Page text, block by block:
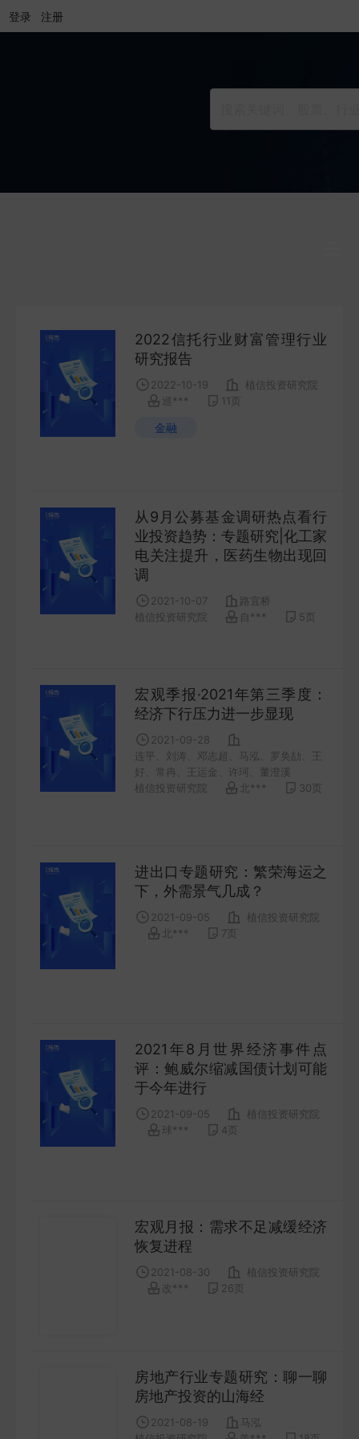
登录 注册
公司研究
COMPANY
宏观策略
MINUTES
ANNUALS
FUTURES
2022信托行业财富管理行业
研究报告
2022-10-19
植信投资研究院
巡***
11 页
金融
从9月公募基金调研热点看行
业投资趋势：专题研究|化工家
电关注提升，医药生物出现回
调
2021-10-07
路宜桥
植信投资研究院
自*** 5 页
宏观季报·2021年第三季度：
经济下行压力进一步显现
2021-09-28
连平、刘涛、邓志超、马泓、罗奂劼、王
好、常冉、王运金、许珂、董澄溪
植信投资研究院
北*** 30 页
进出口专题研究：繁荣海运之
下，外需景气几成？
2021-09-05
植信投资研究院
北***
7 页
2021年8月世界经济事件点
评：鲍威尔缩减国债计划可能
于今年进行
2021-09-05
植信投资研究院
球***
4 页
宏观月报：需求不足减缓经济
恢复进程
2021-08-30
植信投资研究院
改***
26 页
房地产行业专题研究：聊一聊
房地产投资的山海经
2021-08-19
马泓